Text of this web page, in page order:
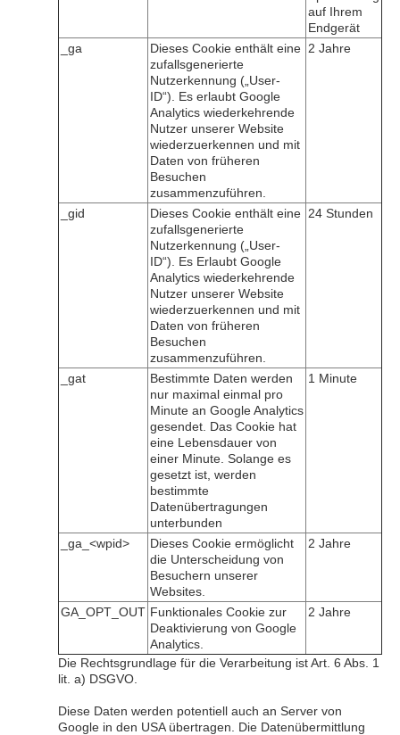
auf Ihrem
Endgerät
_ga
Dieses Cookie enthält eine
zufallsgenerierte
Nutzerkennung („User-
ID“). Es erlaubt Google
Analytics wiederkehrende
Nutzer unserer Website
wiederzuerkennen und mit
Daten von früheren
Besuchen
zusammenzuführen.
2 Jahre
_gid
Dieses Cookie enthält eine
zufallsgenerierte
Nutzerkennung („User-
ID“). Es Erlaubt Google
Analytics wiederkehrende
Nutzer unserer Website
wiederzuerkennen und mit
Daten von früheren
Besuchen
zusammenzuführen.
24 Stunden
_gat
Bestimmte Daten werden
nur maximal einmal pro
Minute an Google Analytics
gesendet. Das Cookie hat
eine Lebensdauer von
einer Minute. Solange es
gesetzt ist, werden
bestimmte
Datenübertragungen
unterbunden
1 Minute
_ga_<wpid>
Dieses Cookie ermöglicht
die Unterscheidung von
Besuchern unserer
Websites.
2 Jahre
GA_OPT_OUT Funktionales Cookie zur
Deaktivierung von Google
Analytics.
2 Jahre
Die Rechtsgrundlage für die Verarbeitung ist Art. 6 Abs. 1
lit. a) DSGVO.
Diese Daten werden potentiell auch an Server von
Google in den USA übertragen. Die Datenübermittlung